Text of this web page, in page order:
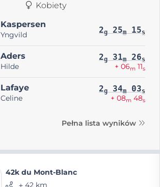
Kobiety
Kaspersen
Yngvild 2g 25m 15s
Aders
Hilde
2g 31m 26s
+ 06m 11s
Lafaye
Celine
2g 34m 03s
+ 08m 48s
Pełna lista wyników
42k du Mont-Blanc
⨦ 42 km